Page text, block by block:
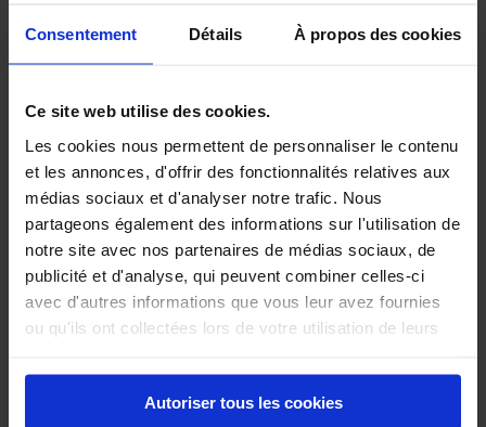
Consentement Détails À propos des cookies
Ce site web utilise des cookies.
Les cookies nous permettent de personnaliser le contenu
et les annonces, d'offrir des fonctionnalités relatives aux
médias sociaux et d'analyser notre trafic. Nous
partageons également des informations sur l'utilisation de
notre site avec nos partenaires de médias sociaux, de
publicité et d'analyse, qui peuvent combiner celles-ci
avec d'autres informations que vous leur avez fournies
ou qu'ils ont collectées lors de votre utilisation de leurs
Autoriser tous les cookies